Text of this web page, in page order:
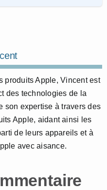
produits Apple, Vincent est
des technologies de la
son expertise à travers des
Apple, aidant ainsi les
de leurs appareils et à
avec aisance.